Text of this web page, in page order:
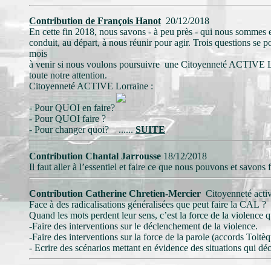
Contribution de François Hanot 20/12/2018
En cette fin 2018, nous savons - à peu près - qui nous
conduit, au départ, à nous réunir pour agir. Trois questions se
mois
à venir si nous voulons poursuivre une Citoyenneté ACTIVE
toute notre attention.
Citoyenneté ACTIVE Lorraine :
- Pour QUOI en faire?
- Pour QUOI faire ?
- Pour changer quoi? ......SUITE
Contribution Chantal Jarrousse 18/12/2018
Il faut aller à l’essentiel et faire ce que nous pouvons et
Contribution Catherine Chretien-Mercier Citoyenneté
Face à des radicalisations généralisées que peut faire la CAL ?
Quand les mots perdent leur sens, c’est la force de la violence
-Faire des interventions sur le déclenchement de la violence.
-Faire des interventions sur la force de la parole (accords
- Ecrire des scénarios mettant en évidence des situations qui